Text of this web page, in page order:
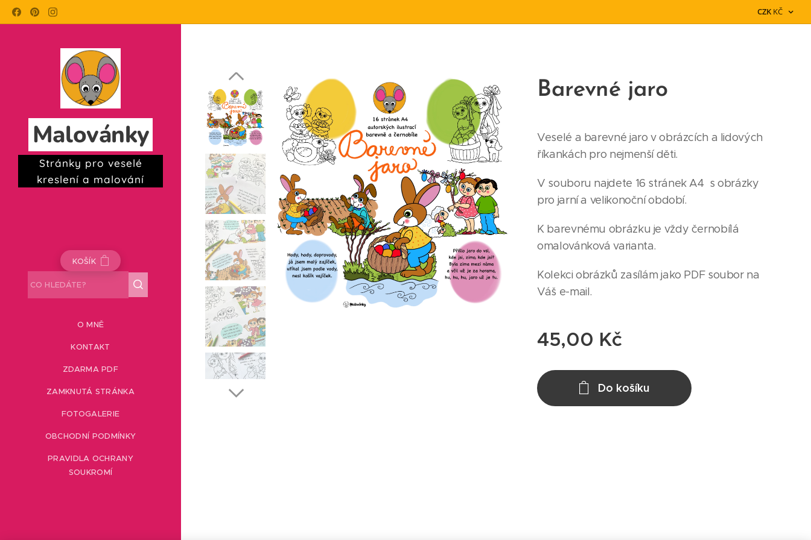
CZK KČ
Malovánky
Stránky pro veselé
kreslení a malování
KOŠÍK
O MNĚ
KONTAKT
ZDARMA PDF
ZAMKNUTÁ STRÁNKA
FOTOGALERIE
OBCHODNÍ PODMÍNKY
PRAVIDLA OCHRANY
SOUKROMÍ
Barevné jaro
Veselé a barevné jaro v obrázcích a lidových
říkankách pro nejmenší děti.
V souboru najdete 16 stránek A4 s obrázky
pro jarní a velikonoční období.
K barevnému obrázku je vždy černobílá
omalovánková varianta.
Kolekci obrázků zasílám jako PDF soubor na
Váš e-mail.
45,00 Kč
Do košíku